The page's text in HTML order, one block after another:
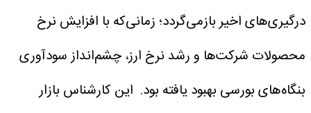
درگیری‌های اخیر بازمی‌گردد؛ زمانی‌که با افزایش نرخ
محصولات شرکت‌ها و رشد نرخ ارز، چشم‌انداز سودآوری
بنگاه‌های بورسی بهبود یافته بود. این کارشناس بازار